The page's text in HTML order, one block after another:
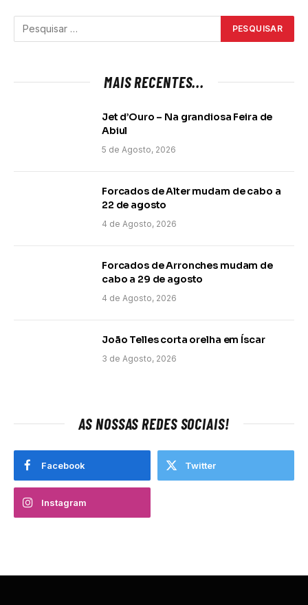
MAIS RECENTES...
Jet d’Ouro – Na grandiosa Feira de
Abiul
5 de Agosto, 2026
Forcados de Alter mudam de cabo a
22 de agosto
4 de Agosto, 2026
Forcados de Arronches mudam de
cabo a 29 de agosto
4 de Agosto, 2026
João Telles corta orelha em Íscar
3 de Agosto, 2026
AS NOSSAS REDES SOCIAIS!
Facebook Twitter
Instagram